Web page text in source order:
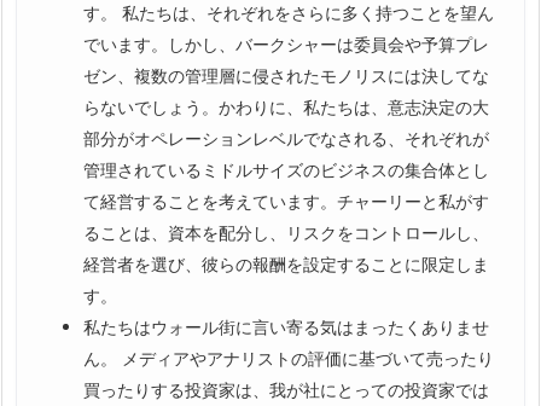
す。 私たちは、それぞれをさらに多く持つことを望ん
でいます。しかし、バークシャーは委員会や予算プレ
ゼン、複数の管理層に侵されたモノリスには決してな
らないでしょう。かわりに、私たちは、意志決定の大
部分がオペレーションレベルでなされる、それぞれが
管理されているミドルサイズのビジネスの集合体とし
て経営することを考えています。チャーリーと私がす
ることは、資本を配分し、リスクをコントロールし、
経営者を選び、彼らの報酬を設定することに限定しま
す。
私たちはウォール街に言い寄る気はまったくありませ
ん。 メディアやアナリストの評価に基づいて売ったり
買ったりする投資家は、我が社にとっての投資家では